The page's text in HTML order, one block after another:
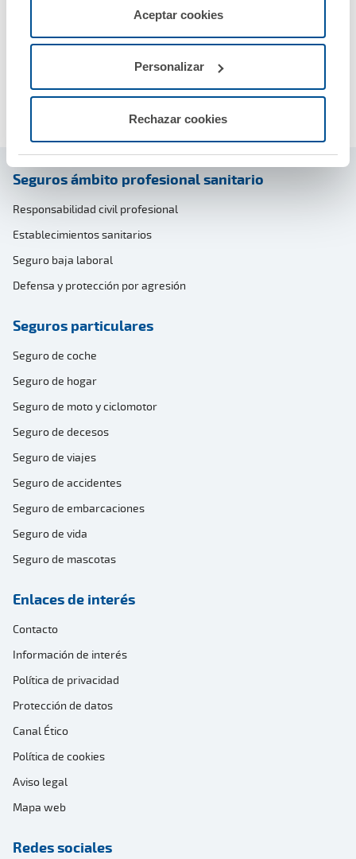
configurarlas usando el botón “Personalizar".
Aceptar cookies
Personalizar
Rechazar cookies
Desde la primera edición de este programa, hace quince
años, se han entregado más de 1.000 becas y se han
presentado cerca de 27.000 aspirantes.
Seguros ámbito profesional sanitario
Responsabilidad civil profesional
Establecimientos sanitarios
Seguro baja laboral
Defensa y protección por agresión
Seguros particulares
Seguro de coche
Seguro de hogar
Seguro de moto y ciclomotor
Seguro de decesos
Seguro de viajes
Seguro de accidentes
Seguro de embarcaciones
Seguro de vida
Seguro de mascotas
Enlaces de interés
Contacto
Información de interés
Política de privacidad
Protección de datos
Canal Ético
Política de cookies
Aviso legal
Mapa web
Redes sociales